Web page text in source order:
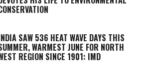
SAW 536 HEAT WAVE DAYS THIS
WARMEST JUNE FOR NORTH
REGION SINCE 1901: IMD